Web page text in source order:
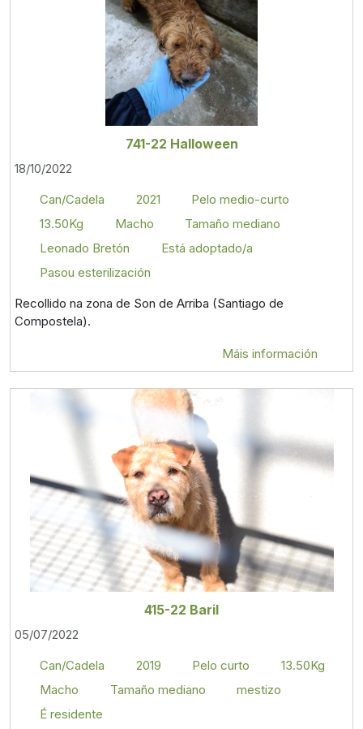
741-22 Halloween
18/10/2022
Can/Cadela
2021
Pelo medio-curto
13.50Kg
Macho
Tamaño mediano
Leonado Bretón
Está adoptado/a
Pasou esterilización
Recollido na zona de Son de Arriba (Santiago de
Compostela).
Máis información
415-22 Baril
05/07/2022
Can/Cadela
2019 Pelo curto
13.50Kg
Macho
Tamaño mediano
mestizo
É residente